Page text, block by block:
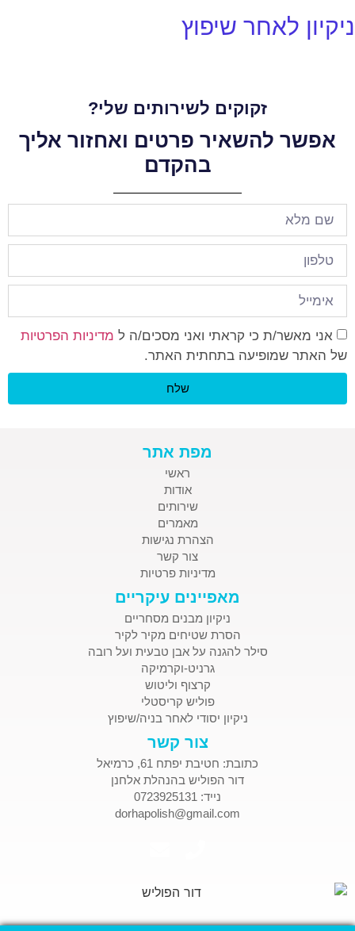
ניקיון לאחר שיפוץ
זקוקים לשירותים שלי?
אפשר להשאיר פרטים ואחזור אליך
בהקדם
אני מאשר/ת כי קראתי ואני מסכים/ה ל מדיניות הפרטיות
של האתר שמופיעה בתחתית האתר.
שלח
מפת אתר
ראשי
אודות
שירותים
מאמרים
הצהרת נגישות
צור קשר
מדיניות פרטיות
מאפיינים עיקריים
ניקיון מבנים מסחריים
הסרת שטיחים מקיר לקיר
סילר להגנה על אבן טבעית ועל רובה
גרניט-וקרמיקה
קרצוף וליטוש
פוליש קריסטלי
ניקיון יסודי לאחר בניה/שיפוץ
צור קשר
כתובת: חטיבת יפתח 61, כרמיאל
דור הפוליש בהנהלת אלחנן
נייד: 0723925131
dorhapolish@gmail.com